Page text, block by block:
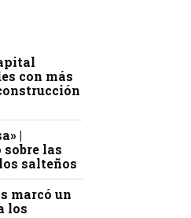
con más
|
las
salteños
marcó un
los